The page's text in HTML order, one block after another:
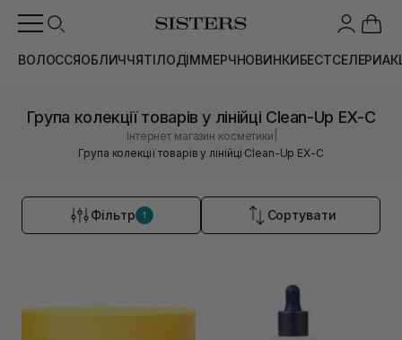
ВОЛОССЯОБЛИЧЧЯТІЛОДІММЕРЧНОВИНКИБЕСТСЕЛЕРИ
Група колекції товарів у лінійці Clean-Up EX-C
Інтернет магазин косметики
Група колекції товарів у лінійці Clean-Up EX-C
Фільтр 1 Сортувати